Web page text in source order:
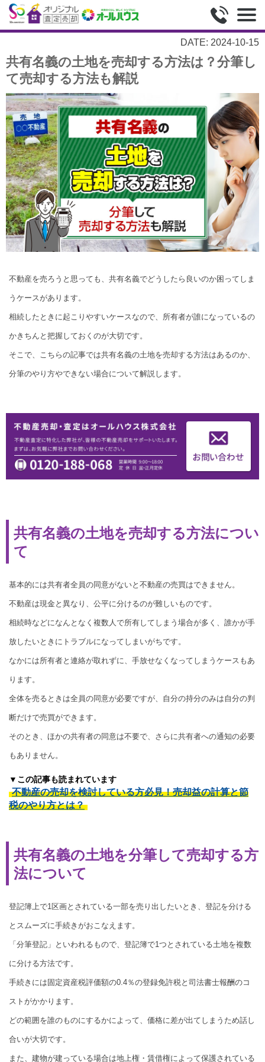
DATE: 2024-10-15
共有名義の土地を売却する方法は？分筆し
て売却する方法も解説
不動産を売ろうと思っても、共有名義でどうしたら良いのか困ってしま
うケースがあります。
相続したときに起こりやすいケースなので、所有者が誰になっているの
かきちんと把握しておくのが大切です。
そこで、こちらの記事では共有名義の土地を売却する方法はあるのか、
分筆のやり方やできない場合について解説します。
共有名義の土地を売却する方法につい
て
基本的には共有者全員の同意がないと不動産の売買はできません。
不動産は現金と異なり、公平に分けるのが難しいものです。
相続時などになんとなく複数人で所有してしまう場合が多く、誰かが手
放したいときにトラブルになってしまいがちです。
なかには所有者と連絡が取れずに、手放せなくなってしまうケースもあ
ります。
全体を売るときは全員の同意が必要ですが、自分の持分のみは自分の判
断だけで売買ができます。
そのとき、ほかの共有者の同意は不要で、さらに共有者への通知の必要
もありません。
▼この記事も読まれています
不動産の売却を検討している方必見！売却益の計算と節
税のやり方とは？
共有名義の土地を分筆して売却する方
法について
登記簿上で1区画とされている一部を売り出したいとき、登記を分ける
とスムーズに手続きがおこなえます。
「分筆登記」といわれるもので、登記簿で1つとされている土地を複数
に分ける方法です。
手続きには固定資産税評価額の0.4％の登録免許税と司法書士報酬のコ
ストがかかります。
どの範囲を誰のものにするかによって、価格に差が出てしまうため話し
合いが大切です。
また、建物が建っている場合は地上権・賃借権によって保護されている